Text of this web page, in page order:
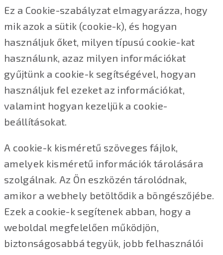
Ez a Cookie-szabályzat elmagyarázza, hogy
mik azok a sütik (cookie-k), és hogyan
használjuk őket, milyen típusú cookie-kat
használunk, azaz milyen információkat
gyűjtünk a cookie-k segítségével, hogyan
használjuk fel ezeket az információkat,
valamint hogyan kezeljük a cookie-
beállításokat.
A cookie-k kisméretű szöveges fájlok,
amelyek kisméretű információk tárolására
szolgálnak. Az Ön eszközén tárolódnak,
amikor a webhely betöltődik a böngészőjébe.
Ezek a cookie-k segítenek abban, hogy a
weboldal megfelelően működjön,
biztonságosabbá tegyük, jobb felhasználói